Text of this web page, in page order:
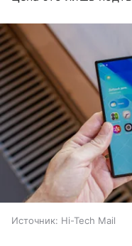
Источник: Hi-Tech Mail